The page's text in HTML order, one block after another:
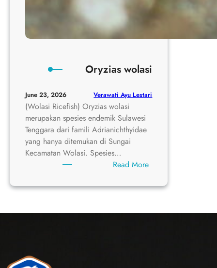
Oryzias wolasi
June 23, 2026 Verawati Ayu Lestari
(Wolasi Ricefish) Oryzias wolasi
merupakan spesies endemik Sulawesi
Tenggara dari famili Adrianichthyidae
yang hanya ditemukan di Sungai
Kecamatan Wolasi. Spesies…
Read More:
wolasi